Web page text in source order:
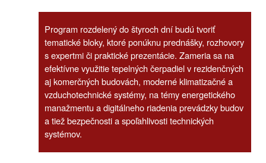
Program rozdelený do štyroch dní budú tvoriť
tematické bloky, ktoré ponúknu prednášky, rozhovory
s expertmi či praktické prezentácie. Zameria sa na
efektívne využitie tepelných čerpadiel v rezidenčných
aj komerčných budovách, moderné klimatizačné a
vzduchotechnické systémy, na témy energetického
manažmentu a digitálneho riadenia prevádzky budov
a tiež bezpečnosti a spoľahlivosti technických
systémov.